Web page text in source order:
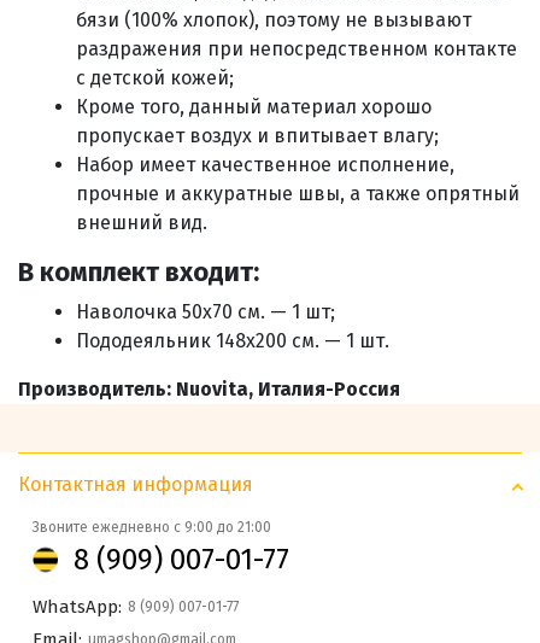
бязи (100% хлопок), поэтому не вызывают
раздражения при непосредственном контакте
с детской кожей;
Кроме того, данный материал хорошо
пропускает воздух и впитывает влагу;
Набор имеет качественное исполнение,
прочные и аккуратные швы, а также опрятный
внешний вид.
В комплект входит:
Наволочка 50х70 см. — 1 шт;
Пододеяльник 148х200 см. — 1 шт.
Производитель: Nuovita, Италия-Россия
Контактная информация
Звоните ежедневно с 9:00 до 21:00
8 (909) 007-01-77
WhatsApp: 8 (909) 007-01-77
umagshop@gmail.com